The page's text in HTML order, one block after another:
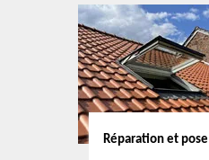
Réparation et